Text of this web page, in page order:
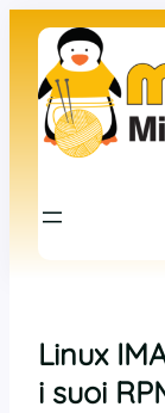
contenuto
Linux
i suoi